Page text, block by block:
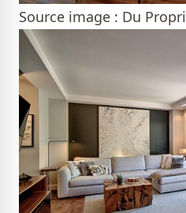
Source image : Du